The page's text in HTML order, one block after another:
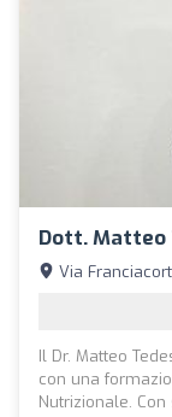
Dott. Matteo
Via
Il Dr. Matteo
con una
Nutrizionale.